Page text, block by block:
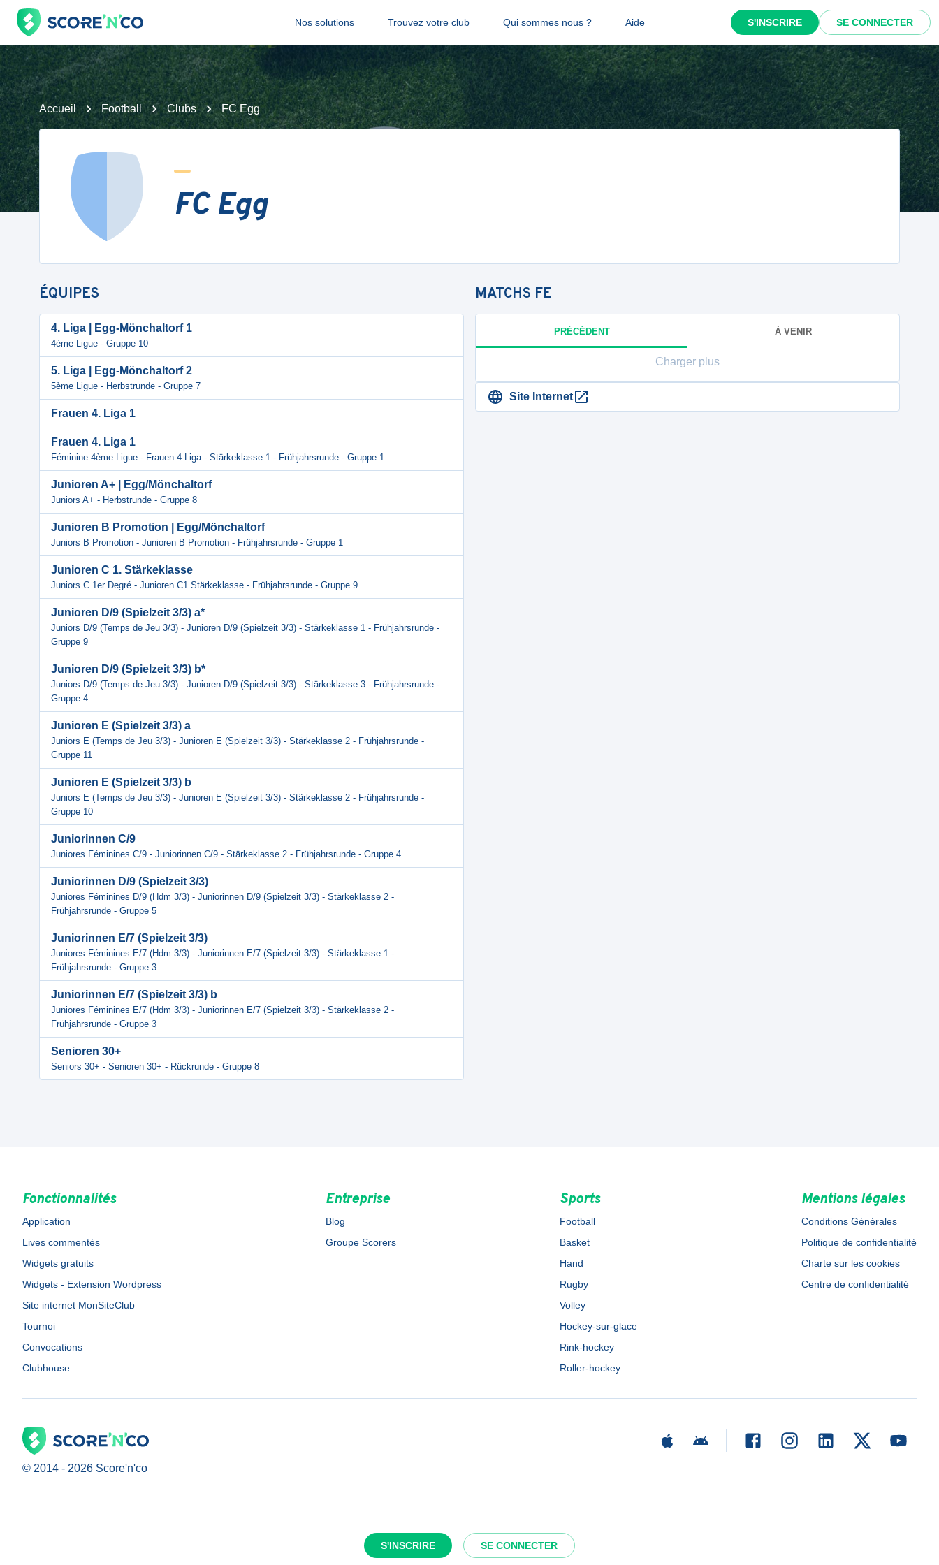
Nos solutions Trouvez votre club Qui sommes nous ? Aide S'INSCRIRE SE CONNECTER
S'INSCRIRE SE CONNECTER
Accueil Football Clubs FC Egg
FC Egg
ÉQUIPES
4. Liga | Egg-Mönchaltorf 1
4ème Ligue - Gruppe 10
5. Liga | Egg-Mönchaltorf 2
5ème Ligue - Herbstrunde - Gruppe 7
Frauen 4. Liga 1
Frauen 4. Liga 1
Féminine 4ème Ligue - Frauen 4 Liga - Stärkeklasse 1 - Frühjahrsrunde - Gruppe 1
Junioren A+ | Egg/Mönchaltorf
Juniors A+ - Herbstrunde - Gruppe 8
Junioren B Promotion | Egg/Mönchaltorf
Juniors B Promotion - Junioren B Promotion - Frühjahrsrunde - Gruppe 1
Junioren C 1. Stärkeklasse
Juniors C 1er Degré - Junioren C1 Stärkeklasse - Frühjahrsrunde - Gruppe 9
Junioren D/9 (Spielzeit 3/3) a*
Juniors D/9 (Temps de Jeu 3/3) - Junioren D/9 (Spielzeit 3/3) - Stärkeklasse 1 - Frühjahrsrunde -
Gruppe 9
Junioren D/9 (Spielzeit 3/3) b*
Juniors D/9 (Temps de Jeu 3/3) - Junioren D/9 (Spielzeit 3/3) - Stärkeklasse 3 - Frühjahrsrunde -
Gruppe 4
Junioren E (Spielzeit 3/3) a
Juniors E (Temps de Jeu 3/3) - Junioren E (Spielzeit 3/3) - Stärkeklasse 2 - Frühjahrsrunde -
Gruppe 11
Junioren E (Spielzeit 3/3) b
Juniors E (Temps de Jeu 3/3) - Junioren E (Spielzeit 3/3) - Stärkeklasse 2 - Frühjahrsrunde -
Gruppe 10
Juniorinnen C/9
Juniores Féminines C/9 - Juniorinnen C/9 - Stärkeklasse 2 - Frühjahrsrunde - Gruppe 4
Juniorinnen D/9 (Spielzeit 3/3)
Juniores Féminines D/9 (Hdm 3/3) - Juniorinnen D/9 (Spielzeit 3/3) - Stärkeklasse 2 -
Frühjahrsrunde - Gruppe 5
Juniorinnen E/7 (Spielzeit 3/3)
Juniores Féminines E/7 (Hdm 3/3) - Juniorinnen E/7 (Spielzeit 3/3) - Stärkeklasse 1 -
Frühjahrsrunde - Gruppe 3
Juniorinnen E/7 (Spielzeit 3/3) b
Juniores Féminines E/7 (Hdm 3/3) - Juniorinnen E/7 (Spielzeit 3/3) - Stärkeklasse 2 -
Frühjahrsrunde - Gruppe 3
Senioren 30+
Seniors 30+ - Senioren 30+ - Rückrunde - Gruppe 8
MATCHS FE
PRÉCÉDENT À VENIR
Charger plus
Site Internet
Fonctionnalités
Application
Lives commentés
Widgets gratuits
Widgets - Extension Wordpress
Site internet MonSiteClub
Tournoi
Convocations
Clubhouse
Entreprise
Blog
Groupe Scorers
Sports
Football
Basket
Hand
Rugby
Volley
Hockey-sur-glace
Rink-hockey
Roller-hockey
Mentions légales
Conditions Générales
Politique de confidentialité
Charte sur les cookies
Centre de confidentialité
© 2014 - 2026 Score'n'co